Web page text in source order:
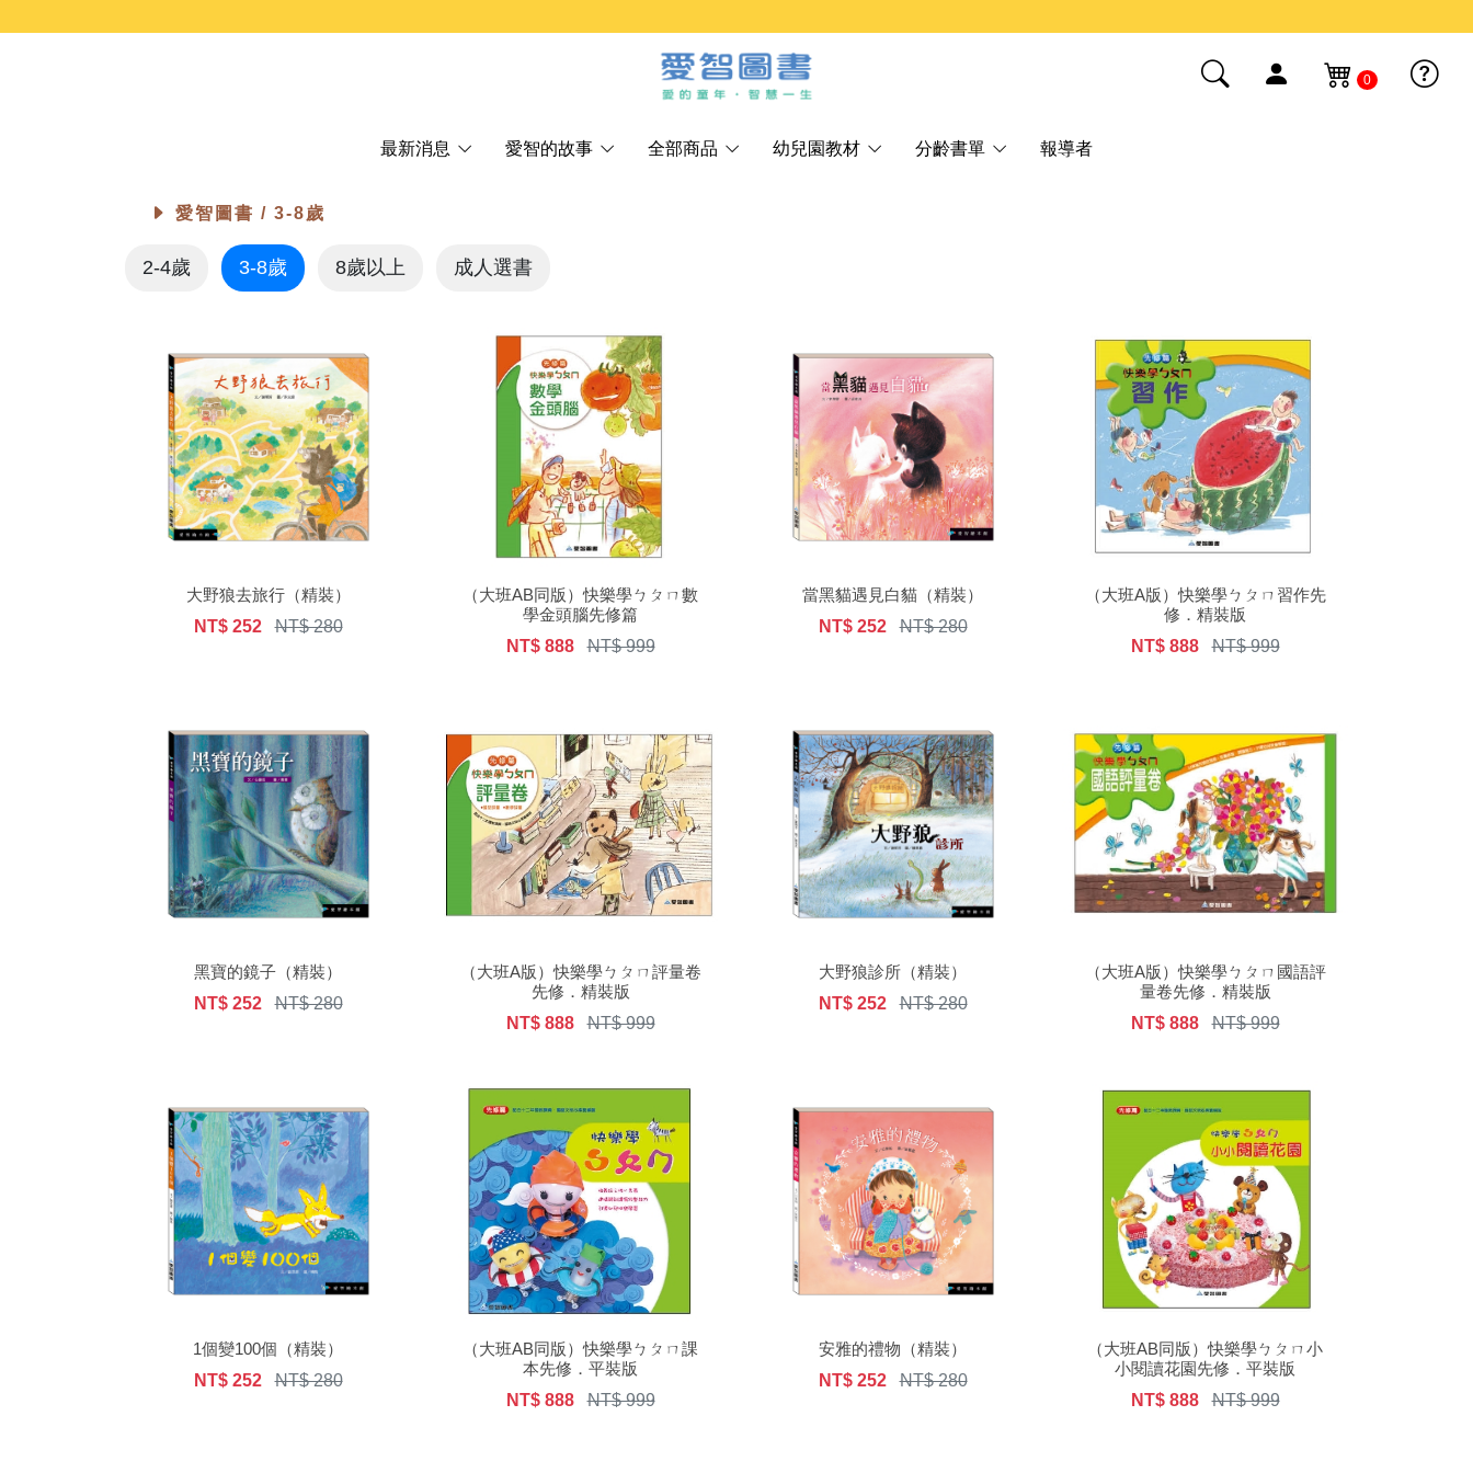
0
最新消息 愛智的故事 全部商品 幼兒園教材 分齡書單 報導者
愛智圖書 / 3-8歲
2-4歲 3-8歲 8歲以上 成人選書
大野狼去旅行（精裝）
NT$ 252
NT$ 280
（大班AB同版）快樂學ㄅㄆㄇ數
學金頭腦先修篇
NT$ 888
NT$ 999
當黑貓遇見白貓（精裝）
NT$ 252
NT$ 280
（大班A版）快樂學ㄅㄆㄇ習作先
修．精裝版
NT$ 888
NT$ 999
黑寶的鏡子（精裝）
NT$ 252
NT$ 280
（大班A版）快樂學ㄅㄆㄇ評量卷
先修．精裝版
NT$ 888
NT$ 999
大野狼診所（精裝）
NT$ 252
NT$ 280
（大班A版）快樂學ㄅㄆㄇ國語評
量卷先修．精裝版
NT$ 888
NT$ 999
1個變100個（精裝）
NT$ 252
NT$ 280
（大班AB同版）快樂學ㄅㄆㄇ課
本先修．平裝版
NT$ 888
NT$ 999
安雅的禮物（精裝）
NT$ 252
NT$ 280
（大班AB同版）快樂學ㄅㄆㄇ小
小閱讀花園先修．平裝版
NT$ 888
NT$ 999